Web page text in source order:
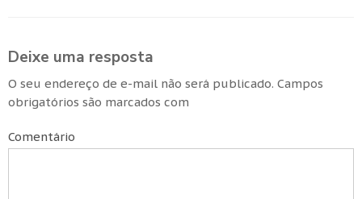
Deixe uma resposta
O seu endereço de e-mail não será publicado. Campos
obrigatórios são marcados com
Comentário